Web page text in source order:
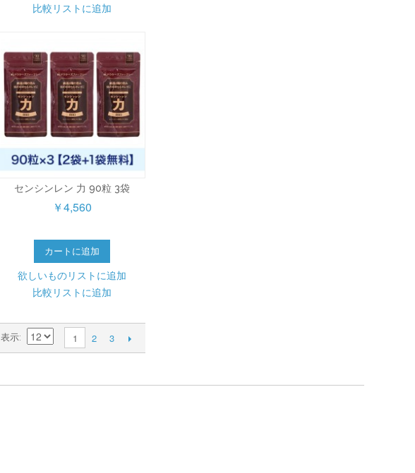
比較リストに追加
センシンレン 力 90粒 3袋
￥4,560
カートに追加
欲しいものリストに追加
比較リストに追加
表示 1 2 3